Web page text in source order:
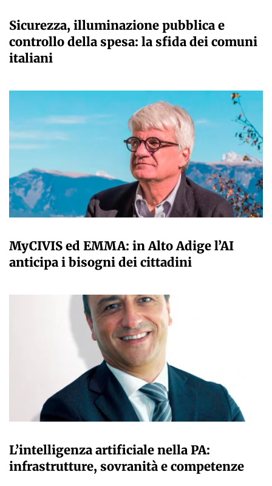
Sicurezza, illuminazione pubblica e
controllo della spesa: la sfida dei comuni
italiani
MyCIVIS ed EMMA: in Alto Adige l’AI
anticipa i bisogni dei cittadini
L’intelligenza artificiale nella PA:
infrastrutture, sovranità e competenze